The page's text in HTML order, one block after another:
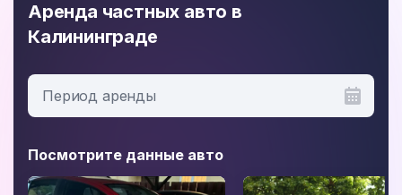
Аренда частных авто в
Калининграде
Период аренды
Посмотрите данные авто